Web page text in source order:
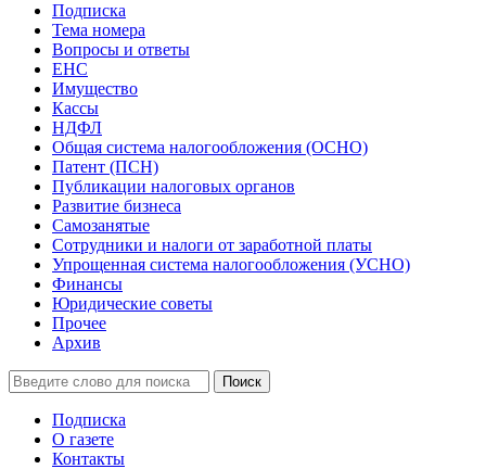
Подписка
Тема номера
Вопросы и ответы
ЕНС
Имущество
Кассы
НДФЛ
Общая система налогообложения (ОСНО)
Патент (ПСН)
Публикации налоговых органов
Развитие бизнеса
Самозанятые
Сотрудники и налоги от заработной платы
Упрощенная система налогообложения (УСНО)
Финансы
Юридические советы
Прочее
Архив
Подписка
О газете
Контакты